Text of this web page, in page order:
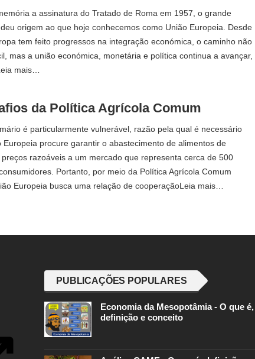
a assinatura do Tratado de Roma em 1957, o grande
origem ao que hoje conhecemos como União Europeia. Desde
tem feito progressos na integração económica, o caminho não
mas a união económica, monetária e política continua a avançar,
mais…
da Política Agrícola Comum
é particularmente vulnerável, razão pela qual é necessário
Europeia procure garantir o abastecimento de alimentos de
razoáveis ​​a um mercado que representa cerca de 500
Portanto, por meio da Política Agrícola Comum
Europeia busca uma relação de cooperaçãoLeia mais…
PUBLICAÇÕES POPULARES
Economia da Mesopotâmia - O que é,
definição e conceito